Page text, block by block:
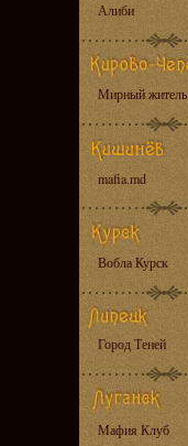
Алиби
Мирный житель
mafia.md
Вобла Курск
Город Теней
Мафия Клуб